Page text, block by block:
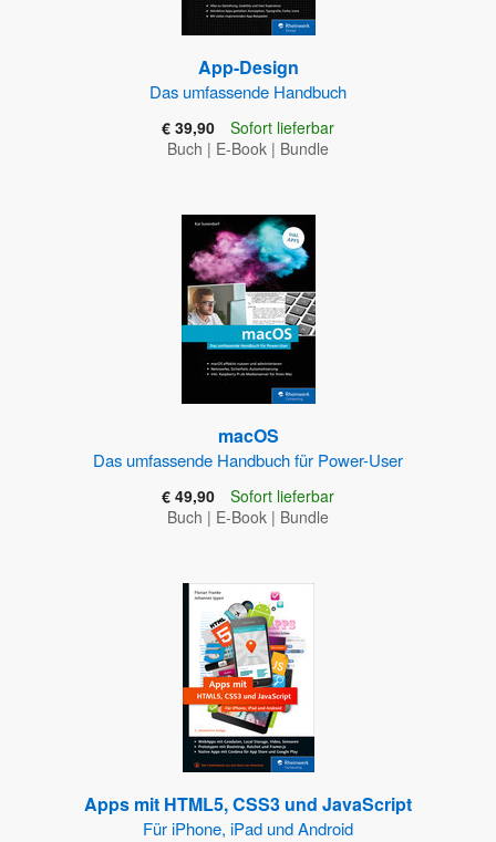
App-Design
Das umfassende Handbuch
€ 39,90
Sofort lieferbar
Buch | E-Book | Bundle
macOS
Das umfassende Handbuch für Power-User
€ 49,90
Sofort lieferbar
Buch | E-Book | Bundle
Apps mit HTML5, CSS3 und JavaScript
Für iPhone, iPad und Android